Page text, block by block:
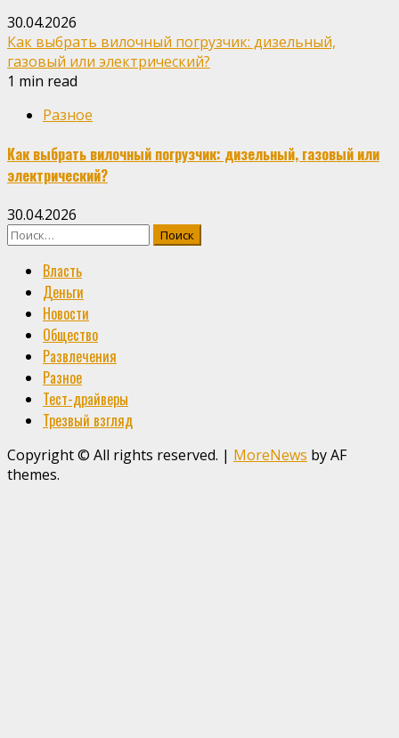
30.04.2026
Как выбрать вилочный погрузчик: дизельный,
газовый или электрический?
1 min read
Разное
Как выбрать вилочный погрузчик: дизельный, газовый или
электрический?
30.04.2026
Найти:
Власть
Деньги
Новости
Общество
Развлечения
Разное
Тест-драйверы
Трезвый взгляд
Copyright © All rights reserved. | MoreNews by AF
themes.